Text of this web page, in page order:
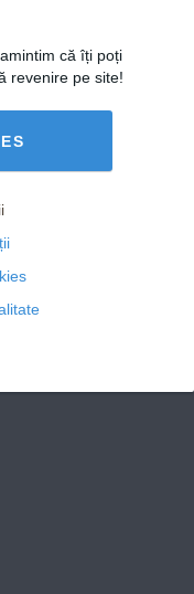
că îți poți
revenire pe site!
Ringier Romania. Toate